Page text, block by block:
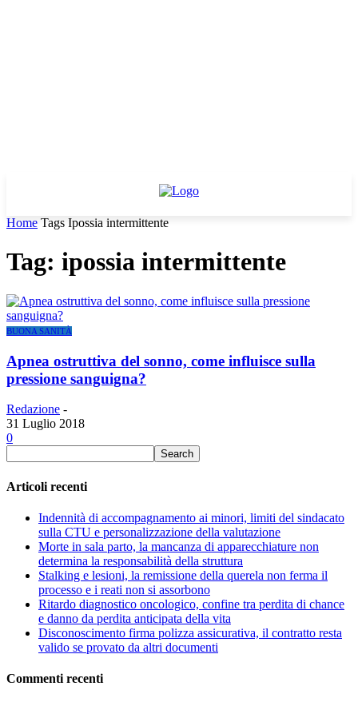
Home Tags Ipossia intermittente
Tag: ipossia intermittente
BUONA SANITÀ
Apnea ostruttiva del sonno, come influisce sulla
pressione sanguigna?
Redazione -
31 Luglio 2018
0
Articoli recenti
Indennità di accompagnamento ai minori, limiti del sindacato
sulla CTU e personalizzazione della valutazione
Morte in sala parto, la mancanza di apparecchiature non
determina la responsabilità della struttura
Stalking e lesioni, la remissione della querela non ferma il
processo e i reati non si assorbono
Ritardo diagnostico oncologico, confine tra perdita di chance
e danno da perdita anticipata della vita
Disconoscimento firma polizza assicurativa, il contratto resta
valido se provato da altri documenti
Commenti recenti